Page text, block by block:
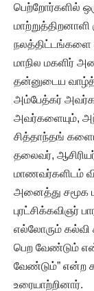
பெற்றோர்களில்
நலத்திட்டங்களை
மாநில மகளிர்
தன்னுடைய
அம்பேத்கர்
அவர்களையும்,
சித்தாந்தங்
தலைவர்,
மாணவர்களிடம்
அனைத்து சமூக
புரட்சிக்கவிஞர்
எல்லோரும் கல்வி
பெற வேண்டும்
வேண்டும்” என்ற
உரையாற்றினார்.